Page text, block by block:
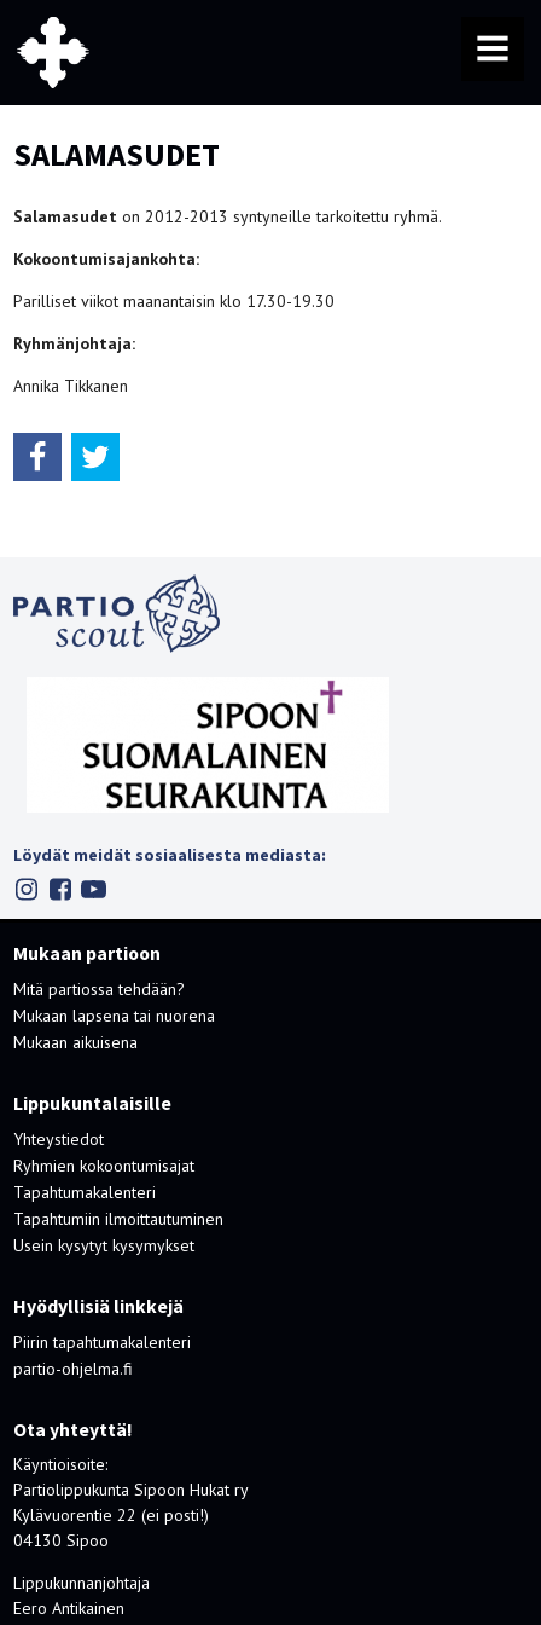
MENU
SALAMASUDET
Salamasudeton 2012-2013 syntyneille tarkoitettu ryhmä.
Kokoontumisajankohta:
Parilliset viikot maanantaisin klo 17.30-19.30
Ryhmänjohtaja:
Annika Tikkanen
Löydät meidät sosiaalisesta mediasta:
Mukaan partioon
Mitä partiossa tehdään?
Mukaan lapsena tai nuorena
Mukaan aikuisena
Lippukuntalaisille
Yhteystiedot
Ryhmien kokoontumisajat
Tapahtumakalenteri
Tapahtumiin ilmoittautuminen
Usein kysytyt kysymykset
Hyödyllisiä linkkejä
Piirin tapahtumakalenteri
partio-ohjelma.fi
Ota yhteyttä!
Käyntioisoite:
Partiolippukunta Sipoon Hukat ry
Kylävuorentie 22 (ei posti!)
04130 Sipoo
Lippukunnanjohtaja
Eero Antikainen